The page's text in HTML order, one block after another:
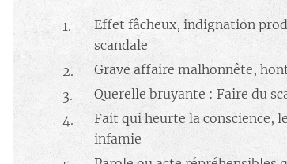
Effet fâcheux, indignation
scandale
Grave affaire malhonnête,
Querelle bruyante : Faire du
Fait qui heurte la conscience,
infamie